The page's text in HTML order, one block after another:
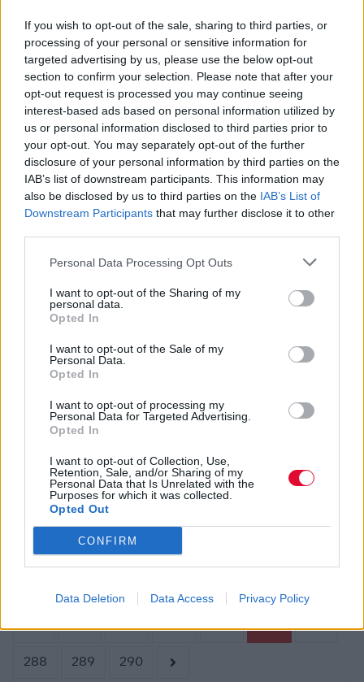
If you wish to opt-out of the sale, sharing to third parties, or
processing of your personal or sensitive information for
targeted advertising by us, please use the below opt-out
section to confirm your selection. Please note that after your
opt-out request is processed you may continue seeing
interest-based ads based on personal information utilized by
us or personal information disclosed to third parties prior to
your opt-out. You may separately opt-out of the further
disclosure of your personal information by third parties on the
IAB’s list of downstream participants. This information may
also be disclosed by us to third parties on the IAB’s List of
Downstream Participants that may further disclose it to other
Personal Data Processing Opt Outs
I want to opt-out of the Sharing of my
personal data.
Opted In
I want to opt-out of the Sale of my
Personal Data.
Opted In
I want to opt-out of processing my
Personal Data for Targeted Advertising.
Opted In
I want to opt-out of Collection, Use,
Retention, Sale, and/or Sharing of my
Personal Data that Is Unrelated with the
Purposes for which it was collected.
Opted Out
CONFIRM
Data Deletion Data Access Privacy Policy
ΔΕΛΤΊΟ ΤΎΠΟΥ ΑΥΓ 23,2011
Οι Rosebleed στο 1st Eurock Marathon
Έφυγε ο Νίκος Θέμελης
Το εγχείρημα Band Complete
ΣΤΥΛΙΑΝΌΣ ΤΖΙΡΊΤΑΣ
Και πάλι προς ηχογράφηση οι Suicidal Angels
ΣΤΥΛΙΑΝΌΣ ΤΖΙΡΊΤΑΣ ΙΟΥΛ 25,2011
Στερνό καλημέρα στον Μιχάλη Κακογιάννη
281 282 283 284 285 286 287
288 289 290